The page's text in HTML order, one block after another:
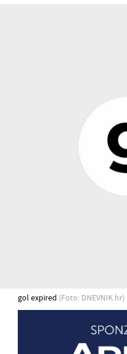
gol expired (Foto: DNEVNIK.hr)